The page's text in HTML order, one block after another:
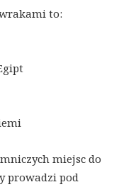
to:
miejsc do
prowadzi pod